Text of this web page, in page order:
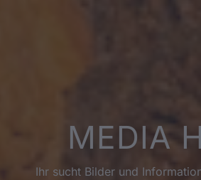
MEDIA
Ihr sucht Bilder und